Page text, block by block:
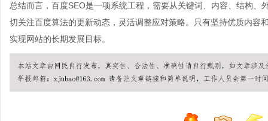
总结而言，百度SEO是一项系统工程，需要从关键词、内容、结构
切关注百度算法的更新动态，灵活调整应对策略。只有坚持优质内容
实现网站的长期发展目标。